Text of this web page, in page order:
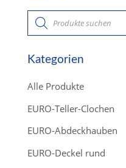
P
o
d
c
t
s
e
r
c
h
Kategorien
Alle Produkte
EURO-Teller-Clochen
EURO-Abdeckhauben
EURO-Deckel rund